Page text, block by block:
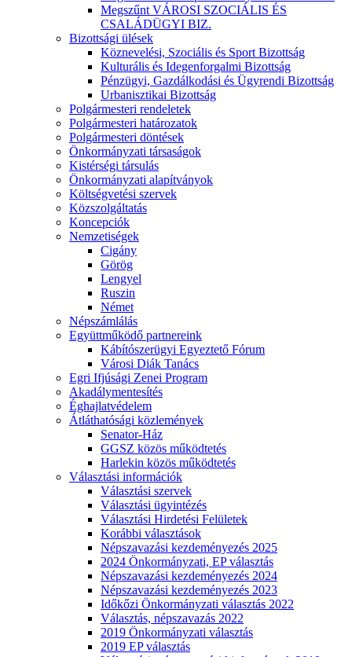
Megszűnt VÁROSI SZOCIÁLIS ÉS
CSALÁDÜGYI BIZ.
Bizottsági ülések
Köznevelési, Szociális és Sport Bizottság
Kulturális és Idegenforgalmi Bizottság
Pénzügyi, Gazdálkodási és Ügyrendi Bizottság
Urbanisztikai Bizottság
Polgármesteri rendeletek
Polgármesteri határozatok
Polgármesteri döntések
Önkormányzati társaságok
Kistérségi társulás
Önkormányzati alapítványok
Költségvetési szervek
Közszolgáltatás
Koncepciók
Nemzetiségek
Cigány
Görög
Lengyel
Ruszin
Német
Népszámlálás
Együttműködő partnereink
Kábítószerügyi Egyeztető Fórum
Városi Diák Tanács
Egri Ifjúsági Zenei Program
Akadálymentesítés
Éghajlatvédelem
Átláthatósági közlemények
Senator-Ház
GGSZ közös működtetés
Harlekin közös működtetés
Választási információk
Választási szervek
Választási ügyintézés
Választási Hirdetési Felületek
Korábbi választások
Népszavazási kezdeményezés 2025
2024 Önkormányzati, EP választás
Népszavazási kezdeményezés 2024
Népszavazási kezdeményezés 2023
Időkőzi Önkormányzati választás 2022
Választás, népszavazás 2022
2019 Önkormányzati választás
2019 EP választás